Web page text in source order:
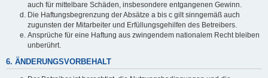
auch für mittelbare Schäden, insbesondere entgangenen Gewinn.
Die Haftungsbegrenzung der Absätze a bis c gilt sinngemäß auch
zugunsten der Mitarbeiter und Erfüllungsgehilfen des Betreibers.
Ansprüche für eine Haftung aus zwingendem nationalem Recht bleiben
unberührt.
6. ÄNDERUNGSVORBEHALT